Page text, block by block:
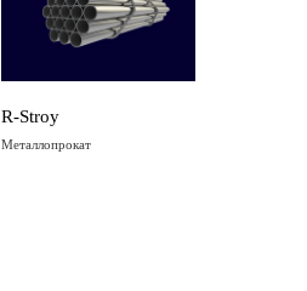
R-Stroy
Металлопрокат